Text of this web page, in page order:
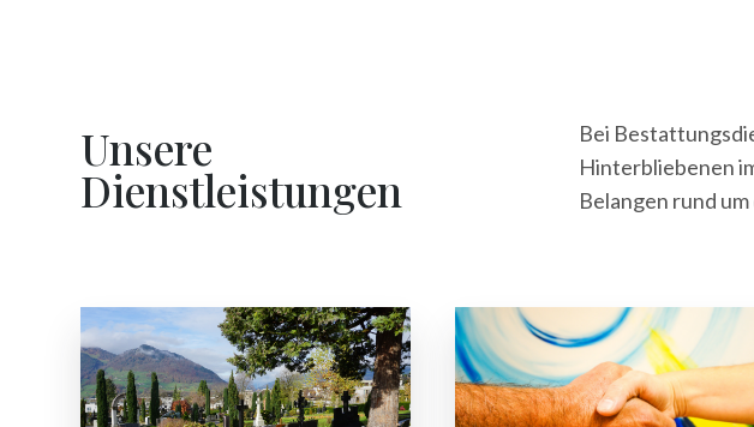
Unsere
Dienstleistungen
Bei
Hinterbliebenen
Belangen rund